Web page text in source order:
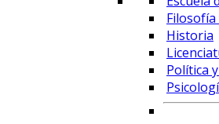
Historia
Política